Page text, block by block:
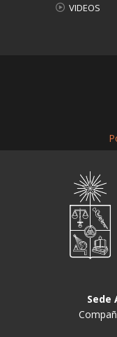
VIDEOS
Sede